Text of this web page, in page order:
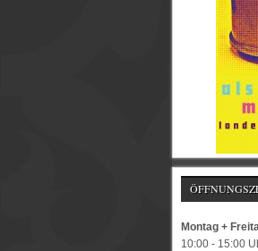
Montag +
10:00 - 15:00